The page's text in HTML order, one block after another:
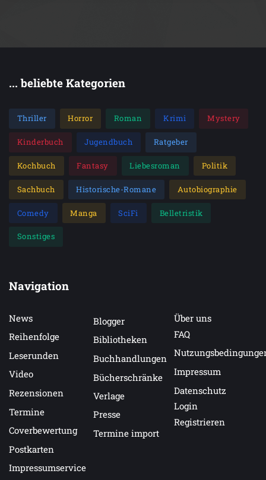
... beliebte Kategorien
Thriller Horror Roman Krimi Mystery
Kinderbuch Jugendbuch Ratgeber
Kochbuch Fantasy Liebesroman Politik
Sachbuch Historische-Romane Autobiographie
Comedy Manga SciFi Belletristik
Sonstiges
Navigation
News
Reihenfolge
Leserunden
Video
Rezensionen
Termine
Coverbewertung
Postkarten
Impressumservice
Blogger
Bibliotheken
Buchhandlungen
Bücherschränke
Verlage
Presse
Termine import
Über uns
FAQ
Impressum
Datenschutz
Login
Registrieren